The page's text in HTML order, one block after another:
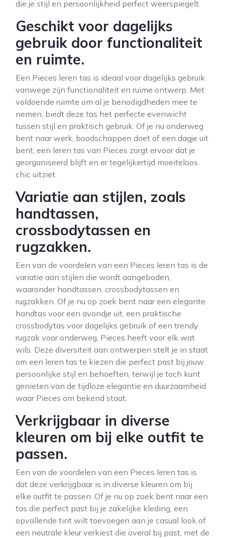
die je stijl en persoonlijkheid perfect weerspiegelt.
Geschikt voor dagelijks
gebruik door functionaliteit
en ruimte.
Een Pieces leren tas is ideaal voor dagelijks gebruik
vanwege zijn functionaliteit en ruime ontwerp. Met
voldoende ruimte om al je benodigdheden mee te
nemen, biedt deze tas het perfecte evenwicht
tussen stijl en praktisch gebruik. Of je nu onderweg
bent naar werk, boodschappen doet of een dagje uit
bent, een leren tas van Pieces zorgt ervoor dat je
georganiseerd blijft en er tegelijkertijd moeiteloos
chic uitziet.
Variatie aan stijlen, zoals
handtassen,
crossbodytassen en
rugzakken.
Een van de voordelen van een Pieces leren tas is de
variatie aan stijlen die wordt aangeboden,
waaronder handtassen, crossbodytassen en
rugzakken. Of je nu op zoek bent naar een elegante
handtas voor een avondje uit, een praktische
crossbodytas voor dagelijks gebruik of een trendy
rugzak voor onderweg, Pieces heeft voor elk wat
wils. Deze diversiteit aan ontwerpen stelt je in staat
om een leren tas te kiezen die perfect past bij jouw
persoonlijke stijl en behoeften, terwijl je toch kunt
genieten van de tijdloze elegantie en duurzaamheid
waar Pieces om bekend staat.
Verkrijgbaar in diverse
kleuren om bij elke outfit te
passen.
Een van de voordelen van een Pieces leren tas is
dat deze verkrijgbaar is in diverse kleuren om bij
elke outfit te passen. Of je nu op zoek bent naar een
tas die perfect past bij je zakelijke kleding, een
opvallende tint wilt toevoegen aan je casual look of
een neutrale kleur verkiest die overal bij past, met de